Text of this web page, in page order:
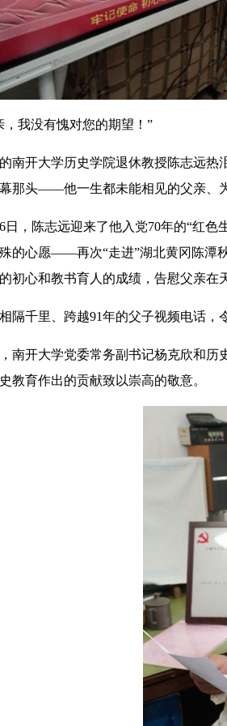
我没有愧对您的期望！”
开大学历史学院退休教授陈志远热
那头——他一生都未能相见的父亲、
陈志远迎来了他入党70年的“红色
的心愿——再次“走进”湖北黄冈陈潭
初心和教书育人的成绩，告慰父亲在
千里、跨越91年的父子视频电话，
开大学党委常务副书记杨克欣和历
教育作出的贡献致以崇高的敬意。